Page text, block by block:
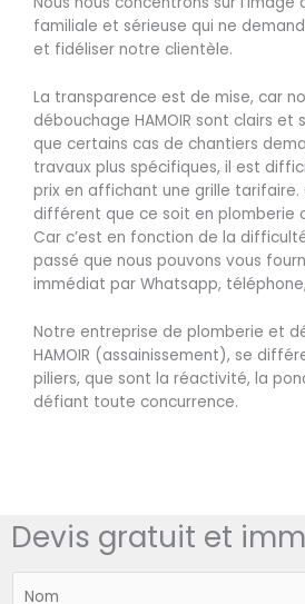
familiale et sérieuse qui ne
et fidéliser notre clientèle.
La transparence est de mise, car
débouchage HAMOIR sont clairs et
que certains cas de chantiers
travaux plus spécifiques, il est
prix en affichant une grille tarifaire.
différent que ce soit en plomberie
Car c’est en fonction de la
passé que nous pouvons vous
immédiat par Whatsapp,
Notre entreprise de plomberie et
HAMOIR (assainissement), se
piliers, que sont la réactivité, la
défiant toute concurrence.
Devis gratuit et